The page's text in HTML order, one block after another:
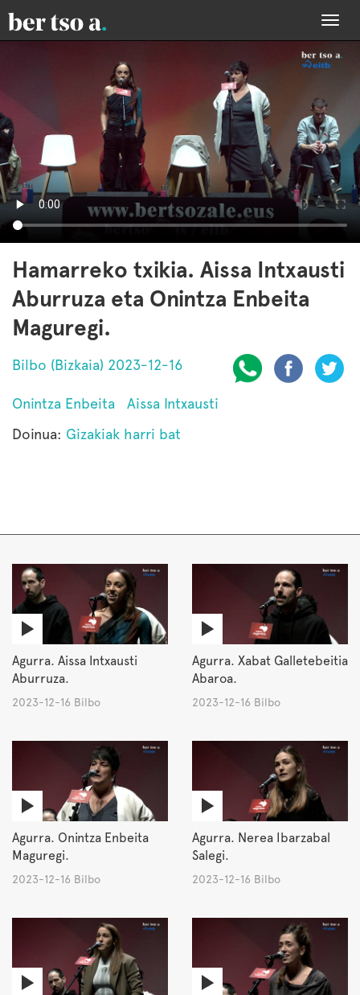
Hamarreko txikia. Aissa Intxausti
Aburruza eta Onintza Enbeita
Maguregi.
Bilbo (Bizkaia) 2023-12-16
Onintza Enbeita
Aissa Intxausti
Doinua: Gizakiak harri bat
Agurra. Aissa Intxausti
Aburruza.
2023-12-16 Bilbo
Agurra. Xabat Galletebeitia
Abaroa.
2023-12-16 Bilbo
Agurra. Onintza Enbeita
Maguregi.
2023-12-16 Bilbo
Agurra. Nerea Ibarzabal
Salegi.
2023-12-16 Bilbo